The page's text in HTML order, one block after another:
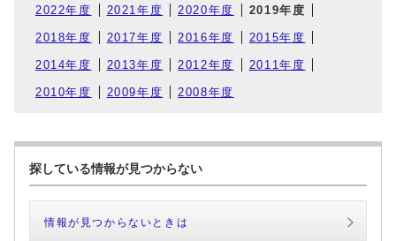
2022年度 2021年度 2020年度 2019年度
2018年度 2017年度 2016年度 2015年度
2014年度 2013年度 2012年度 2011年度
2010年度 2009年度 2008年度
探している情報が見つからない
情報が見つからないときは